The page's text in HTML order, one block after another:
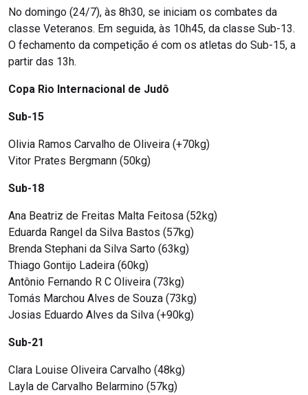
No domingo (24/7), às 8h30, se iniciam os combates da
classe Veteranos. Em seguida, às 10h45, da classe Sub-13.
O fechamento da competição é com os atletas do Sub-15, a
partir das 13h.
Copa Rio Internacional de Judô
Sub-15
Olivia Ramos Carvalho de Oliveira (+70kg)
Vitor Prates Bergmann (50kg)
Sub-18
Ana Beatriz de Freitas Malta Feitosa (52kg)
Eduarda Rangel da Silva Bastos (57kg)
Brenda Stephani da Silva Sarto (63kg)
Thiago Gontijo Ladeira (60kg)
Antônio Fernando R C Oliveira (73kg)
Tomás Marchou Alves de Souza (73kg)
Josias Eduardo Alves da Silva (+90kg)
Sub-21
Clara Louise Oliveira Carvalho (48kg)
Layla de Carvalho Belarmino (57kg)